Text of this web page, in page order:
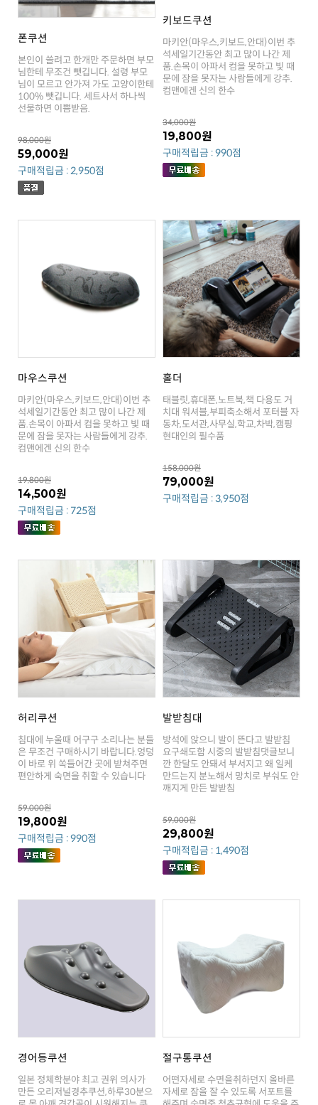
폰쿠션
선물하면 이쁨받음.
98,000원
59,000원
구매적립금 : 2,950점
키보드쿠션
컴맨에겐 신의 한수
34,000원
19,800원
구매적립금 : 990점
마우스쿠션
컴맨에겐 신의 한수
19,800원
14,500원
구매적립금 : 725점
홀더
현대인의 필수품
158,000원
79,000원
구매적립금 : 3,950점
허리쿠션
편안하게 숙면을 취할 수 있습니다
59,000원
19,800원
구매적립금 : 990점
발받침대
깨지게 만든 발받침
59,000원
29,800원
구매적립금 : 1,490점
경어등쿠션 절구통쿠션